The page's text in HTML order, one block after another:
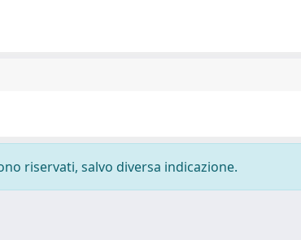
riservati, salvo diversa indicazione.